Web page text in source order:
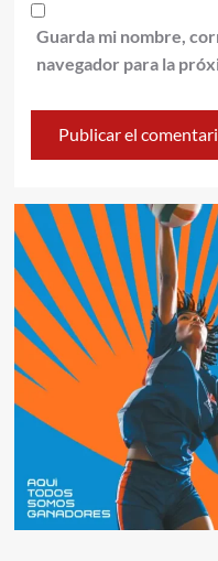
Guarda mi nombre,
navegador para la